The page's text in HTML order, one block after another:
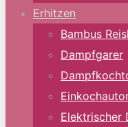
Erhitzen
Bambus
Dampfgarer
Elektrischer